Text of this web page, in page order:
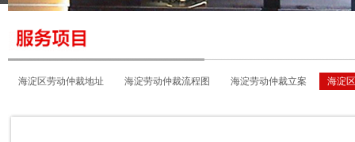
海淀区劳动仲裁地址 海淀劳动仲裁流程图 海淀劳动仲裁立案 海淀